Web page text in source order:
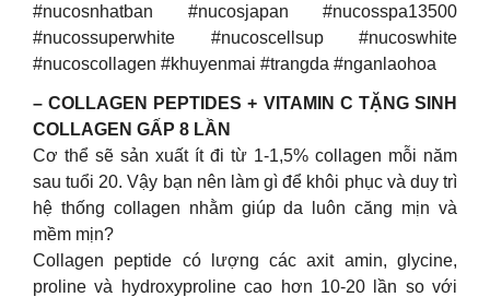
#nucosnhatban #nucosjapan #nucosspa13500
#nucossuperwhite #nucoscellsup #nucoswhite
#nucoscollagen #khuyenmai #trangda #nganlaohoa
– COLLAGEN PEPTIDES + VITAMIN C TẶNG SINH
COLLAGEN GẤP 8 LẦN
Cơ thể sẽ sản xuất ít đi từ 1-1,5% collagen mỗi năm
sau tuổi 20. Vậy bạn nên làm gì để khôi phục và duy trì
hệ thống collagen nhằm giúp da luôn căng mịn và
mềm mịn?
Collagen peptide có lượng các axit amin, glycine,
proline và hydroxyproline cao hơn 10-20 lần so với